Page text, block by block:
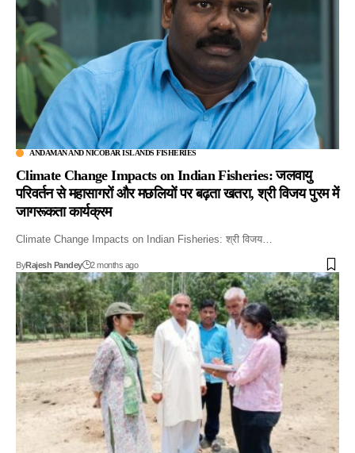
ANDAMAN AND NICOBAR ISLANDS FISHERIES
Climate Change Impacts on Indian Fisheries: जलवायु
परिवर्तन से महासागरों और मछलियों पर बढ़ता खतरा, श्री विजय पुरम में
जागरूकता कार्यक्रम
Climate Change Impacts on Indian Fisheries: श्री विजय…
ByRajesh Pandey 2 months ago